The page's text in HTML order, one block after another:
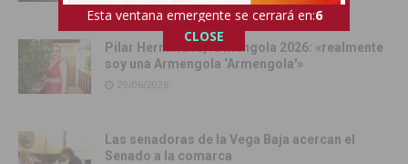
Pilar Hernández, Armengola 2026: «realmente
soy una Armengola ‘Armengola'»
29/06/2026
Las senadoras de la Vega Baja acercan el
Senado a la comarca
Esta ventana emergente se cerrará en:5
CLOSE